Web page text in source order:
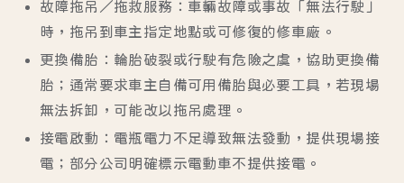
故障拖吊／拖救服務 ：車輛故障或事故「無法行駛」
時，拖吊到車主指定地點或可修復的修車廠。
更換備胎 ：輪胎破裂或行駛有危險之虞，協助更換備
胎；通常要求車主 自備可用備胎與必要工具，若現場
無法拆卸，可能改以拖吊處理。
接電啟動 ：電瓶電力不足導致無法發動，提供現場接
電；部分公司明確標示電動車不提供接電 。